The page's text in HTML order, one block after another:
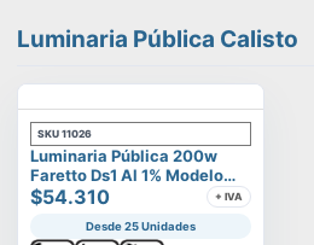
Luminaria Pública Calisto
SKU 11026
Luminaria Pública 200w
Faretto Ds1 Al 1% Modelo
Calisto
$54.310 + IVA
Desde 25 Unidades